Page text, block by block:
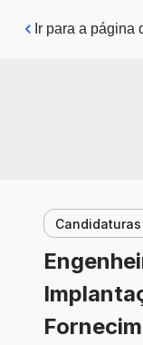
Pular para o
Ir para a página